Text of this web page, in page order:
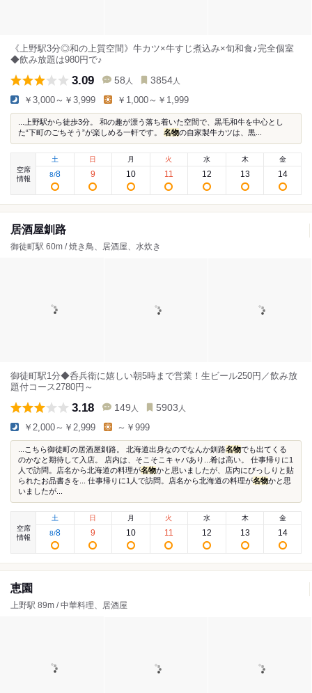
《上野駅3分◎和の上質空間》牛カツ×牛すじ煮込み×旬和食♪完全個室
◆飲み放題は980円で♪
3.09 58 人 3854 人
￥3,000～￥3,999 ￥1,000～￥1,999
...上野駅から徒歩3分。 和の趣が漂う落ち着いた空間で、黒毛和牛を中心とし
た“下町のごちそう”が楽しめる一軒です。 名物の自家製牛カツは、黒...
空席
情報
土
8/8
日
9
月
10
火
11
水
12
木
13
金
14
居酒屋釧路
御徒町駅 60m / 焼き鳥、居酒屋、水炊き
御徒町駅1分◆呑兵衛に嬉しい朝5時まで営業！生ビール250円／飲み放
題付コース2780円～
3.18 149 人 5903 人
￥2,000～￥2,999 ～￥999
...こちら御徒町の居酒屋釧路。 北海道出身なのでなんか釧路名物でも出てくる
のかなと期待して入店。 店内は、そこそこキャパあり...肴は高い。 仕事帰りに1
人で訪問。店名から北海道の料理が名物かと思いましたが、店内にびっしりと貼
られたお品書きを... 仕事帰りに1人で訪問。店名から北海道の料理が名物かと思
いましたが...
空席
情報
土
8/8
日
9
月
10
火
11
水
12
木
13
金
14
恵園
上野駅 89m / 中華料理、居酒屋